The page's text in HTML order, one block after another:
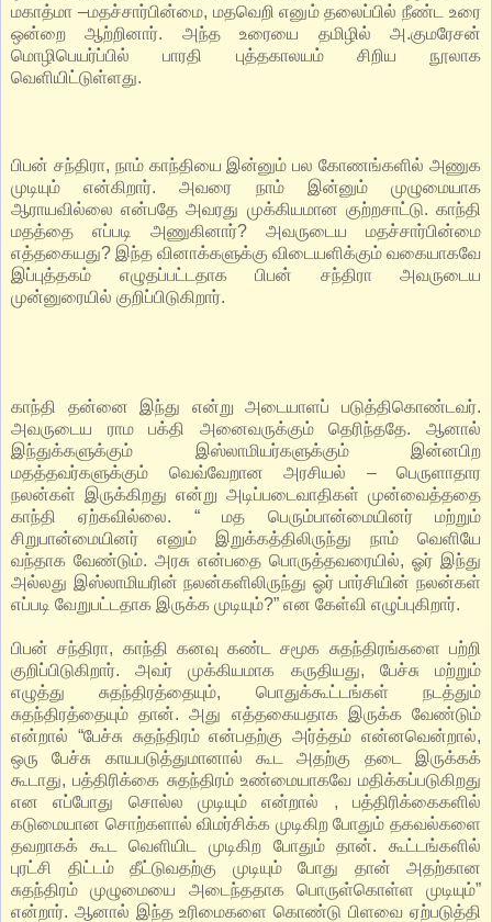
மகாத்மா –மதச்சார்பின்மை, மதவெறி எனும் தலைப்பில் நீண்ட உரை
ஒன்றை ஆற்றினார். அந்த உரையை தமிழில் அ.குமரேசன்
மொழிபெயர்ப்பில் பாரதி புத்தகாலயம் சிறிய நூலாக
வெளியிட்டுள்ளது.
பிபன் சந்திரா, நாம் காந்தியை இன்னும் பல கோணங்களில் அணுக
முடியும் என்கிறார். அவரை நாம் இன்னும் முழுமையாக
ஆராயவில்லை என்பதே அவரது முக்கியமான குற்றசாட்டு. காந்தி
மதத்தை எப்படி அணுகினார்? அவருடைய மதச்சார்பின்மை
எத்தகையது? இந்த வினாக்களுக்கு விடையளிக்கும் வகையாகவே
இப்புத்தகம் எழுதப்பட்டதாக பிபன் சந்திரா அவருடைய
முன்னுரையில் குறிப்பிடுகிறார்.
காந்தி தன்னை இந்து என்று அடையாளப் படுத்திகொண்டவர்.
அவருடைய ராம பக்தி அனைவருக்கும் தெரிந்ததே. ஆனால்
இந்துக்களுக்கும் இஸ்லாமியர்களுக்கும் இன்னபிற
மதத்தவர்களுக்கும் வெவ்வேறான அரசியல் – பெருளாதார
நலன்கள் இருக்கிறது என்று அடிப்படைவாதிகள் முன்வைத்ததை
காந்தி ஏற்கவில்லை. “ மத பெரும்பான்மையினர் மற்றும்
சிறுபான்மையினர் எனும் இறுக்கத்திலிருந்து நாம் வெளியே
வந்தாக வேண்டும். அரசு என்பதை பொருத்தவரையில், ஓர் இந்து
அல்லது இஸ்லாமியரின் நலன்களிலிருந்து ஓர் பார்சியின் நலன்கள்
எப்படி வேறுபட்டதாக இருக்க முடியும்?” என கேள்வி எழுப்புகிறார்.
பிபன் சந்திரா, காந்தி கனவு கண்ட சமூக சுதந்திரங்களை பற்றி
குறிப்பிடுகிறார். அவர் முக்கியமாக கருதியது, பேச்சு மற்றும்
எழுத்து சுதந்திரத்தையும், பொதுக்கூட்டங்கள் நடத்தும்
சுதந்திரத்தையும் தான். அது எத்தகையதாக இருக்க வேண்டும்
என்றால் “பேச்சு சுதந்திரம் என்பதற்கு அர்த்தம் என்னவென்றால்,
ஒரு பேச்சு காயபடுத்துமானால் கூட அதற்கு தடை இருக்கக்
கூடாது, பத்திரிக்கை சுதந்திரம் உண்மையாகவே மதிக்கப்படுகிறது
என எப்போது சொல்ல முடியும் என்றால் , பத்திரிக்கைகளில்
கடுமையான சொற்களால் விமர்சிக்க முடிகிற போதும் தகவல்களை
தவறாகக் கூட வெளியிட முடிகிற போதும் தான். கூட்டங்களில்
புரட்சி திட்டம் தீட்டுவதற்கு முடியும் போது தான் அதற்கான
சுதந்திரம் முழுமையை அடைந்ததாக பொருள்கொள்ள முடியும்”
என்றார். ஆனால் இந்த உரிமைகளை கொண்டு பிளவை ஏற்படுத்தி